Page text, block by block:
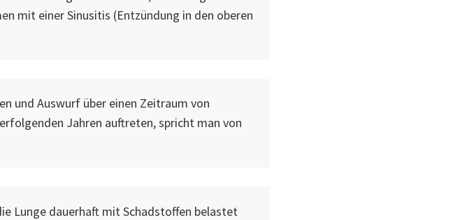
mit einer Sinusitis (Entzündung in den oberen
und Auswurf über einen Zeitraum von
Jahren auftreten, spricht man von
Lunge dauerhaft mit Schadstoffen belastet